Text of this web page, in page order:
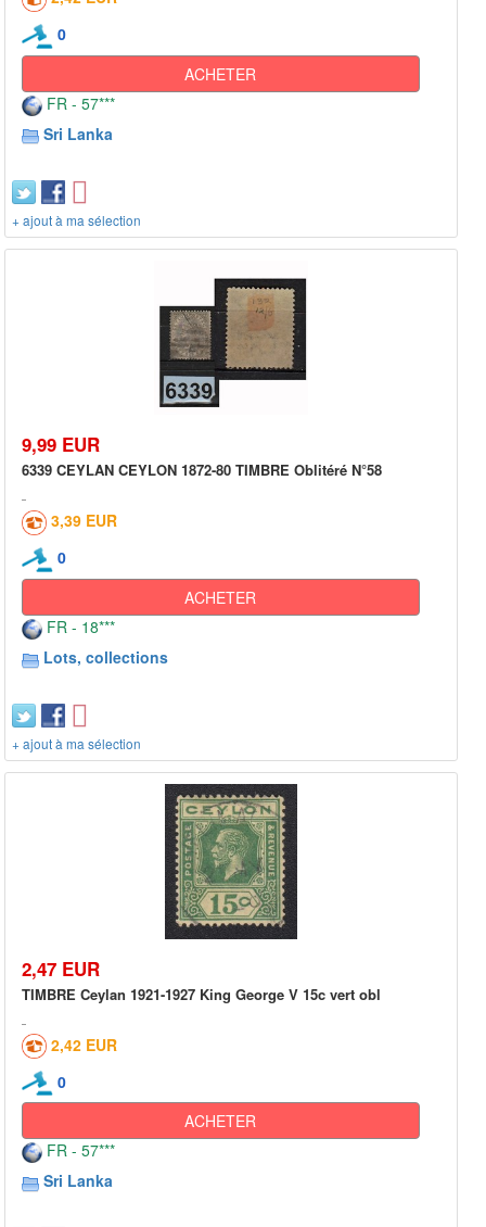
0
ACHETER
FR - 57***
Sri Lanka
+ ajout à ma sélection
9,99 EUR
6339 CEYLAN CEYLON 1872-80 TIMBRE Oblitéré N°58
3,39 EUR
0
ACHETER
FR - 18***
Lots, collections
+ ajout à ma sélection
2,47 EUR
TIMBRE Ceylan 1921-1927 King George V 15c vert obl
2,42 EUR
0
ACHETER
FR - 57***
Sri Lanka